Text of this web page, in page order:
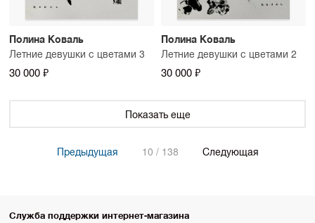
Полина Коваль
Летние девушки с цветами 3
30 000 ₽
Полина Коваль
Летние девушки с цветами 2
30 000 ₽
Показать еще
Предыдущая 10 / 138 Следующая
Служба поддержки интернет-магазина